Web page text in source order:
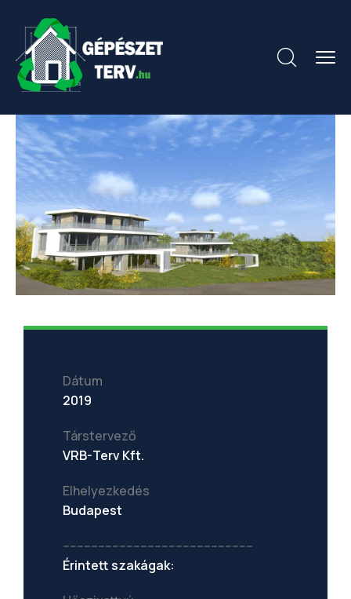
Dátum
2019
Társtervező
VRB-Terv Kft.
Elhelyezkedés
Budapest
------------------------------------------------------
Érintett szakágak: